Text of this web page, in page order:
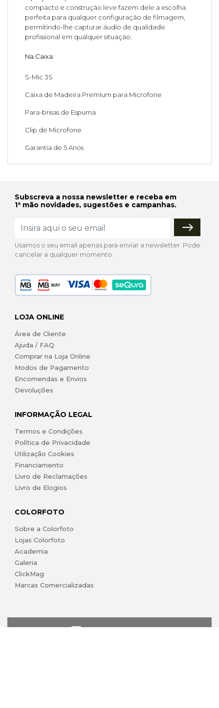
compacto e construção leve fazem dele a escolha
perfeita para qualquer configuração de filmagem,
permitindo-lhe capturar áudio de qualidade
profissional em qualquer situação.
Na Caixa:
S-Mic 3S
Caixa de Madeira Premium para Microfone
Para-brisas de Espuma
Clip de Microfone
Garantia de 5 Anos
Subscreva a nossa newsletter e receba em
1ª mão novidades, sugestões e campanhas.
Usamos o seu email apenas para enviar a newsletter. Pode
cancelar a qualquer momento.
LOJA ONLINE
Área de Cliente
Ajuda / FAQ
Comprar na Loja Online
Modos de Pagamento
Encomendas e Envios
Devoluções
INFORMAÇÃO LEGAL
Termos e Condições
Política de Privacidade
Utilização Cookies
Financiamento
Livro de Reclamações
Livro de Elogios
COLORFOTO
Sobre a Colorfoto
Lojas Colorfoto
Academia
Galeria
ClickMag
Marcas Comercializadas